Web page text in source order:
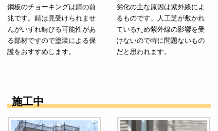
鋼板のチョーキングは錆の前
兆です。錆は見受けられませ
んがいずれ錆びる可能性があ
る部材ですので塗装による保
護をおすすめします。
劣化の主な原因は紫外線によ
るものです。人工芝が敷かれ
ているため紫外線の影響を受
けないので特に問題ないもの
だと思われます。
施工中